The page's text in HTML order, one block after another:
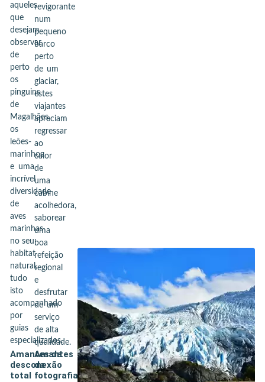
aqueles
que
desejam
observar
de
perto
os
pinguins
de
Magalhães,
os
leões-
marinhos
e uma
incrível
diversidade
de
aves
marinhas
no seu
habitat
natural,
tudo
isto
acompanhado
por
guias
especializados.
revigorante
num
pequeno
barco
perto
de um
glaciar,
estes
viajantes
apreciam
regressar
ao
calor
de
uma
cabine
acolhedora,
saborear
uma
boa
refeição
regional
e
desfrutar
de um
serviço
de alta
qualidade.
Amantes da
desconexão
total
Amantes
da
fotografia